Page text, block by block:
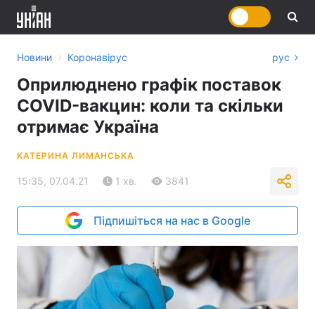
Новини › Коронавірус рус
Оприлюднено графік поставок
COVID-вакцин: коли та скільки
отримає Україна
КАТЕРИНА ЛИМАНСЬКА
15:35, 07.04.21 1 хв. 3841
Підпишіться на нас в Google